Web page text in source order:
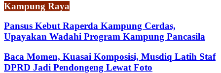
Kampung Raya
Pansus Kebut Raperda Kampung Cerdas,
Upayakan Wadahi Program Kampung Pancasila
Baca Momen, Kuasai Komposisi, Musdiq Latih Staf
DPRD Jadi Pendongeng Lewat Foto